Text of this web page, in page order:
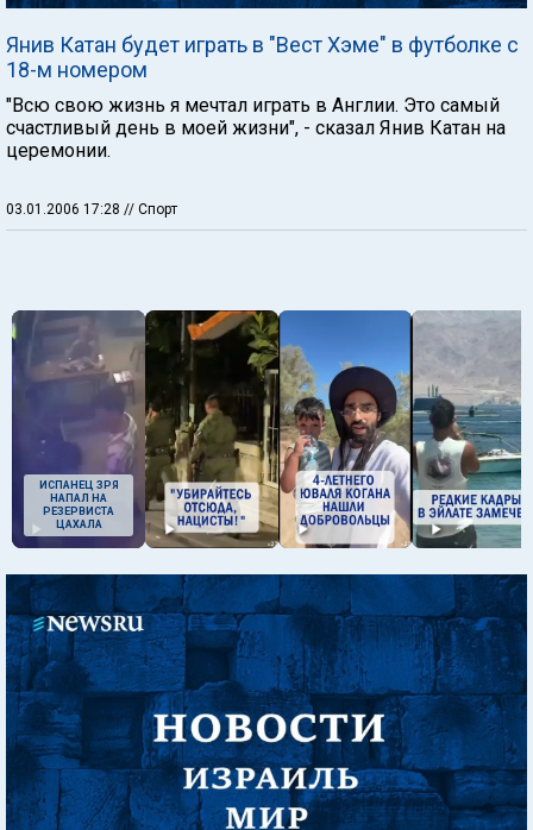
Янив Катан будет играть в "Вест Хэме" в футболке с
18-м номером
"Всю свою жизнь я мечтал играть в Англии. Это самый
счастливый день в моей жизни", - сказал Янив Катан на
церемонии.
03.01.2006 17:28 // Спорт
ИСПАНЕЦ ЗРЯ
НАПАЛ НА
РЕЗЕРВИСТА
ЦАХАЛА